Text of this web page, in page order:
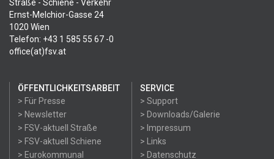
Straße - Schiene - Verkehr
Ernst-Melchior-Gasse 24
1020 Wien
Telefon: +43 1 585 55 67 -0
office(at)fsv.at
ÖFFENTLICHKEITSARBEIT
> Für Presse
> Newsletter
> FSV-aktuell Straße
> FSV-aktuell Schiene
> Eurokommunal
SERVICE
> Support
> Downloads/Galerie
> Impressum
> Links
> Datenschutz